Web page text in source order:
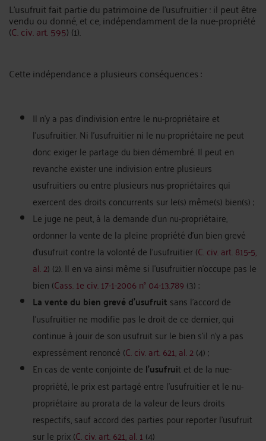
L'usufruit fait partie du patrimoine de l'usufruitier : il peut être
vendu ou donné, et ce, indépendamment de la nue-propriété
(C. civ. art. 595) (1).
Cette indépendance a plusieurs conséquences :
Il n'y a pas d’indivision entre le nu-propriétaire et
l'usufruitier. Ni l'usufruitier ni le nu-propriétaire ne peut
donc exiger le partage du bien démembré. Il peut en
revanche exister une indivision entre plusieurs
usufruitiers ou entre plusieurs nus-propriétaires qui
exercent des droits concurrents sur le(s) même(s) bien(s) ;
Le juge ne peut, à la demande d'un nu-propriétaire,
ordonner la vente de la pleine propriété d'un bien grevé
d'usufruit contre la volonté de l'usufruitier (C. civ. art. 815-5,
al. 2) (2). Il en va ainsi même si l'usufruitier n'occupe pas le
bien (Cass. 1e civ. 17-1-2006 n° 04-13.789 (3) ;
La vente du bien grevé d'usufruit sans l'accord de
l'usufruitier ne modifie pas le droit de ce dernier, qui
continue à jouir de son usufruit sur le bien s'il n'y a pas
expressément renoncé (C. civ. art. 621, al. 2(4) ;
En cas de vente conjointe de l'usufruit et de la nue-
propriété, le prix est partagé entre l'usufruitier et le nu-
propriétaire au prorata de la valeur de leurs droits
respectifs, sauf accord des parties pour reporter l'usufruit
sur le prix (C. civ. art. 621, al. 1 (4)